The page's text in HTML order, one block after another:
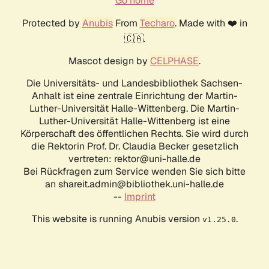
Protected by AnubisFrom Techaro. Made with ❤️ in
🇨🇦.
Mascot design by CELPHASE.
Die Universitäts- und Landesbibliothek Sachsen-
Anhalt ist eine zentrale Einrichtung der Martin-
Luther-Universität Halle-Wittenberg. Die Martin-
Luther-Universität Halle-Wittenberg ist eine
Körperschaft des öffentlichen Rechts. Sie wird durch
die Rektorin Prof. Dr. Claudia Becker gesetzlich
vertreten: rektor@uni-halle.de
Bei Rückfragen zum Service wenden Sie sich bitte
an shareit.admin@bibliothek.uni-halle.de
-- Imprint
This website is running Anubis version v1.25.0.